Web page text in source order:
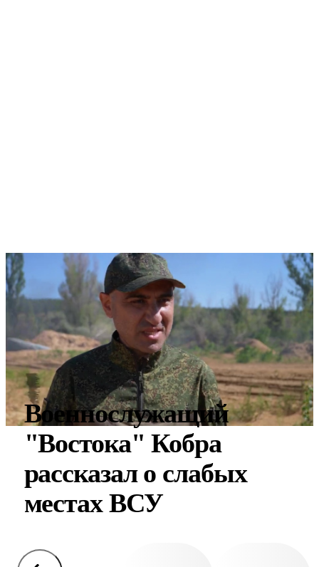
Военнослужащий
"Востока" Кобра
рассказал о слабых
местах ВСУ